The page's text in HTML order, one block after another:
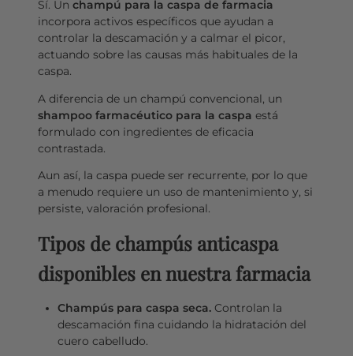
Sí. Un champú para la caspa de farmacia
incorpora activos específicos que ayudan a
controlar la descamación y a calmar el picor,
actuando sobre las causas más habituales de la
caspa.
A diferencia de un champú convencional, un
shampoo farmacéutico para la caspa está
formulado con ingredientes de eficacia
contrastada.
Aun así, la caspa puede ser recurrente, por lo que
a menudo requiere un uso de mantenimiento y, si
persiste, valoración profesional.
Tipos de champús anticaspa
disponibles en nuestra farmacia
Champús para caspa seca.Controlan la
descamación fina cuidando la hidratación del
cuero cabelludo.